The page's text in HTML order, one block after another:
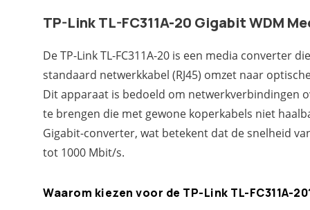
TP-Link TL-FC311A-20 Gigabit WDM
De TP-Link TL-FC311A-20 is een media converter
standaard netwerkkabel (RJ45) omzet naar
Dit apparaat is bedoeld om netwerkverbindingen
te brengen die met gewone koperkabels niet
Gigabit-converter, wat betekent dat de snelheid
tot 1000 Mbit/s.
Waarom kiezen voor de TP-Link TL-FC311A-